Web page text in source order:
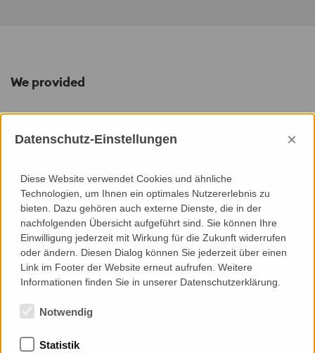
We provided
Construction Objectives and Brief
System/Concept Design
Provision/Shop Drawings
Material Take Off
Production Documentation
Installation Documentation
Datenschutz-Einstellungen ×
Diese Website verwendet Cookies und ähnliche
Technologien, um Ihnen ein optimales Nutzererlebnis zu
bieten. Dazu gehören auch externe Dienste, die in der
nachfolgenden Übersicht aufgeführt sind. Sie können Ihre
Einwilligung jederzeit mit Wirkung für die Zukunft widerrufen
oder ändern. Diesen Dialog können Sie jederzeit über einen
Link im Footer der Website erneut aufrufen. Weitere
Informationen finden Sie in unserer Datenschutzerklärung.
Notwendig
Statistik